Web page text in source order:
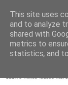
This site uses
and to analyze
shared with
metrics to
statistics, and